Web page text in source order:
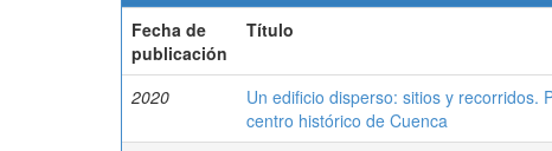
Fecha de
publicación
Título
2020
Un edificio disperso: sitios y recorridos.
centro histórico de Cuenca